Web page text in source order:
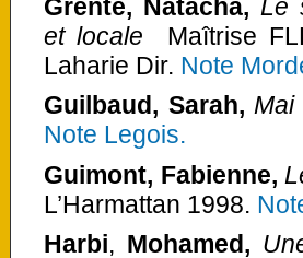
Grente, Natacha, Le
et locale Maîtrise
Laharie Dir. Note
Guilbaud, Sarah,Mai
Note Legois.
Guimont, Fabienne,
L’Harmattan 1998.
Harbi, Mohamed,